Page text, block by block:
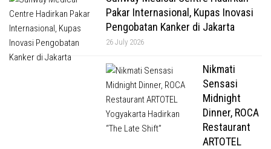
Pakar Internasional, Kupas Inovasi
Pengobatan Kanker di Jakarta
26 July 2026
Nikmati
Sensasi
Midnight
Dinner, ROCA
Restaurant
ARTOTEL